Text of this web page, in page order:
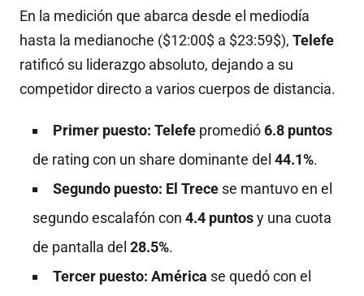
En la medición que abarca desde el mediodía
hasta la medianoche ($12:00$ a $23:59$), Telefe
ratificó su liderazgo absoluto, dejando a su
competidor directo a varios cuerpos de distancia.
Primer puesto: Telefe promedió6.8 puntos
de rating con un share dominante del 44.1%.
Segundo puesto: El Trece se mantuvo en el
segundo escalafón con 4.4 puntosy una cuota
de pantalla del 28.5%.
Tercer puesto: América se quedó con el